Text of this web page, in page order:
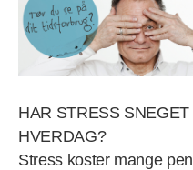
HAR STRESS
HVERDAG?
Stress koster mange